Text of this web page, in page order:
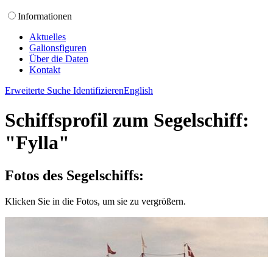
Informationen
Aktuelles
Galionsfiguren
Über die Daten
Kontakt
Erweiterte Suche IdentifizierenEnglish
Schiffsprofil zum Segelschiff:
"Fylla"
Fotos des Segelschiffs:
Klicken Sie in die Fotos, um sie zu vergrößern.